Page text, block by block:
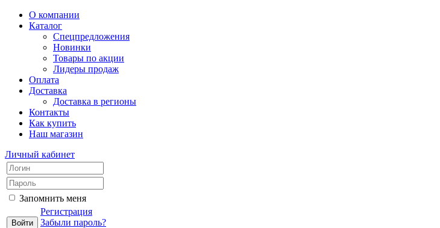
О компании
Каталог
Спецпредложения
Новинки
Товары по акции
Лидеры продаж
Оплата
Доставка
Доставка в регионы
Контакты
Как купить
Наш магазин
Личный кабинет
Запомнить меня
Регистрация
Забыли пароль?